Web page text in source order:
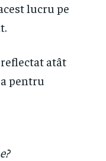
lucru pe
atât
pentru